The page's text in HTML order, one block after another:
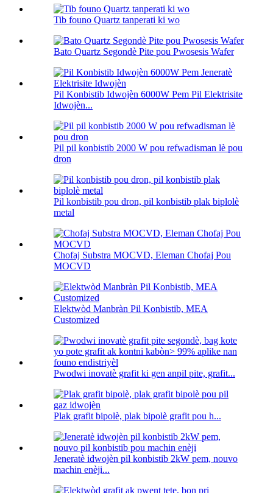
Tib founo Quartz tanperati ki wo
Bato Quartz Segondè Pite pou Pwosesis Wafer
Pil Konbistib Idwojèn 6000W Pem Pil Elektrisite
Idwojèn...
Pil pil konbistib 2000 W pou refwadisman lè pou
dron
Pil konbistib pou dron, pil konbistib plak biplolè
metal
Chofaj Substra MOCVD, Eleman Chofaj Pou
MOCVD
Elektwòd Manbràn Pil Konbistib, MEA
Customized
Pwodwi inovatè grafit ki gen anpil pite, grafit...
Plak grafit bipolè, plak bipolè grafit pou h...
Jeneratè idwojèn pil konbistib 2kW pem, nouvo
machin enèji...